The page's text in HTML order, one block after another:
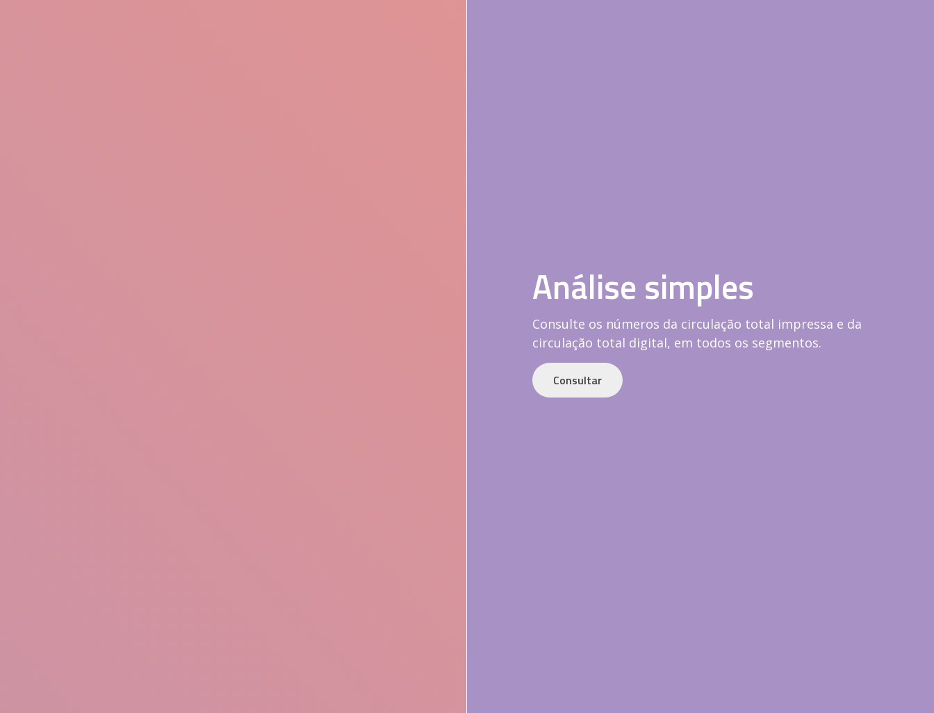
Análise simples
Consulte os números da circulação total impressa e da
circulação total digital, em todos os segmentos.
Consultar